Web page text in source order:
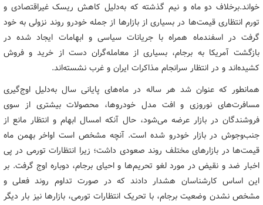
خواند.برخلاف دو ماه و نیم گذشته که به‌دلیل کاهش ریسک غیراقتصادی و
تورم انتظاری قیمت‌ها در بسیاری از بازارها از جمله خودرو روند نزولی به خود
گرفت در اسفندماه همراه با جریانات سیاسی و ابهامات ایجاد شده در
بازگشت آمریکا به برجام، بسیاری از معامله‌گران دست از خرید و فروش
کشیده‌اند و در انتظار سرانجام مذاکرات ایران و غرب نشسته‌اند.
همانطور که عنوان شد هر ساله در ماه‌های پایانی سال به‌دلیل اوج‌گیری
مسافرت‌های نوروزی و افت مدل خودروها، محصولات بیشتری از سوی
فروشندگان در بازار عرضه می‌شود، حال آنکه امسال ابهام و انتظار مانع از
جنب‌وجوش در بازار خودرو شده است. آنچه مشخص است اواخر بهمن ماه
قیمت‌ها در بازارهای مختلف روند صعودی داشت؛ زیرا انتظارات تورمی در پی
اخبار ضد و نقیض در مورد لغو تحریم‌ها و احیای برجام، دوباره اوج گرفت. بر
این اساس کارشناسان هشدار دادند که در صورت تداوم روند فعلی و
مشخص نشدن وضعیت برجام، با تحریک انتظارات تورمی، بازارها نیز بار دیگر